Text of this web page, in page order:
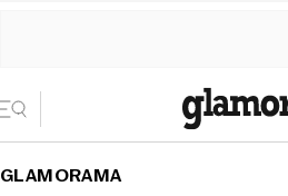
GLAMORAMA